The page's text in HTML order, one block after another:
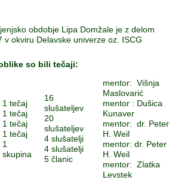
obdobje Lipa Domžale je z delom
v okviru Delavske univerze oz. ISCG
so bili tečaji:
1 tečaj
1 tečaj
1 tečaj
1 tečaj
1
skupina
16
slušateljev
20
slušateljev
4 slušatelji
4 slušatelji
5 članic
mentor: Višnja
Maslovarić
mentor : Dušica
Kunaver
mentor: dr. Peter
H. Weil
mentor: dr. Peter
H. Weil
mentor: Zlatka
Levstek